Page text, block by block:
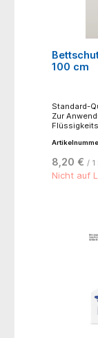
100 cm
Standard-
Zur
nicht
8,20 € / 1
Nicht auf